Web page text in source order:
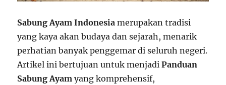
Sabung Ayam Indonesia merupakan tradisi
yang kaya akan budaya dan sejarah, menarik
perhatian banyak penggemar di seluruh negeri.
Artikel ini bertujuan untuk menjadiPanduan
Sabung Ayam yang komprehensif,